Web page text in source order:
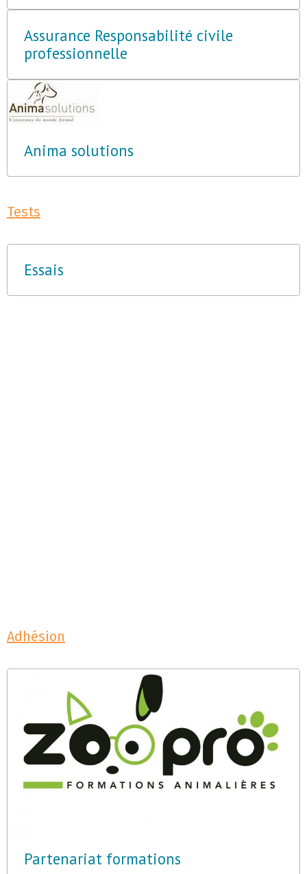
Assurance Responsabilité civile
professionnelle
Anima solutions
Tests
Essais
Adhésion
Partenariat formations